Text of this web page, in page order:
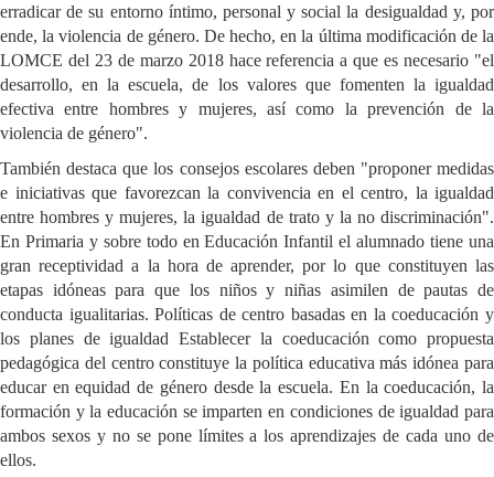
erradicar de su entorno íntimo, personal y social la desigualdad y, por
ende, la violencia de género. De hecho, en la última modificación de la
LOMCE del 23 de marzo 2018 hace referencia a que es necesario "el
desarrollo, en la escuela, de los valores que fomenten la igualdad
efectiva entre hombres y mujeres, así como la prevención de la
violencia de género".
También destaca que los consejos escolares deben "proponer medidas
e iniciativas que favorezcan la convivencia en el centro, la igualdad
entre hombres y mujeres, la igualdad de trato y la no discriminación".
En Primaria y sobre todo en Educación Infantil el alumnado tiene una
gran receptividad a la hora de aprender, por lo que constituyen las
etapas idóneas para que los niños y niñas asimilen de pautas de
conducta igualitarias. Políticas de centro basadas en la coeducación y
los planes de igualdad Establecer la coeducación como propuesta
pedagógica del centro constituye la política educativa más idónea para
educar en equidad de género desde la escuela. En la coeducación, la
formación y la educación se imparten en condiciones de igualdad para
ambos sexos y no se pone límites a los aprendizajes de cada uno de
ellos.